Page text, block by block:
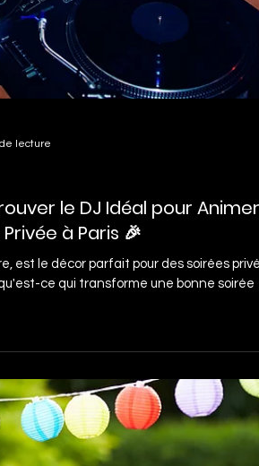
lecture
de la Musique avec un DJ
: Un Guide pour les
Mairies